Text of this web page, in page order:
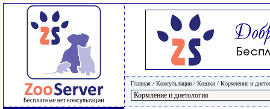
Главная / Консультации / Кошки / Кормление и